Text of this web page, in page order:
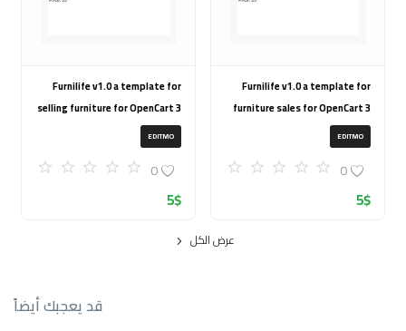
Furnilife v1.0 a template for
furniture sales for OpenCart 3
(ZIP)
EDITMO
0
5$
Furnilife v1.0 a template for
selling furniture for OpenCart 3
(ZIP)
EDITMO
0
5$
عرض الكل
قد يعجبك أيضاً